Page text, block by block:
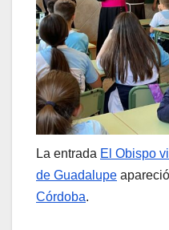
La entrada El Obispo
de Guadalupe
Córdoba.